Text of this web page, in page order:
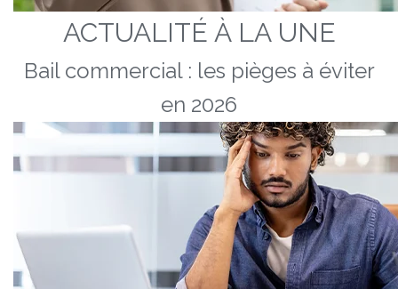
ACTUALITÉ À LA UNE
Bail commercial : les pièges à éviter
en 2026